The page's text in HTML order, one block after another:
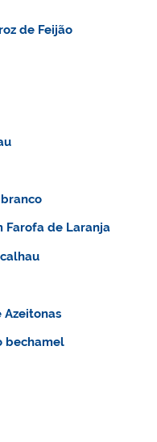
de Feijão
Farofa de Laranja
Azeitonas
bechamel